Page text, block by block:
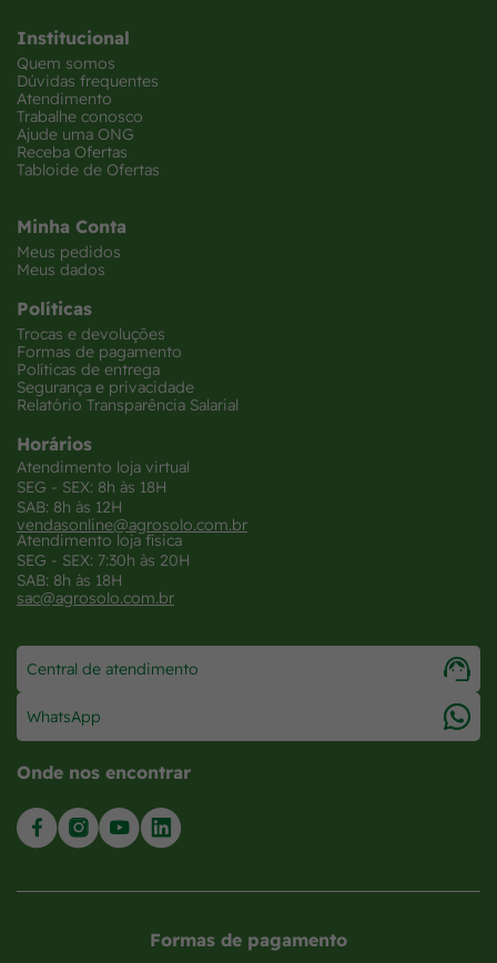
Institucional
Quem somos
Dúvidas frequentes
Atendimento
Trabalhe conosco
Ajude uma ONG
Receba Ofertas
Tabloide de Ofertas
Minha Conta
Meus pedidos
Meus dados
Políticas
Trocas e devoluções
Formas de pagamento
Políticas de entrega
Segurança e privacidade
Relatório Transparência Salarial
Horários
Atendimento loja virtual
SEG - SEX: 8h às 18H
SAB: 8h às 12H
vendasonline@agrosolo.com.br
Atendimento loja física
SEG - SEX: 7:30h às 20H
SAB: 8h às 18H
sac@agrosolo.com.br
Central de atendimento
WhatsApp
Onde nos encontrar
Formas de pagamento